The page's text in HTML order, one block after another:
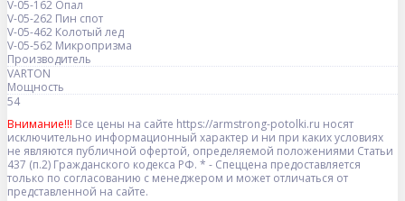
V-05-162 Опал
V-05-262 Пин спот
V-05-462 Колотый лед
V-05-562 Микропризма
Производитель
VARTON
Мощность
54
Внимание!!! Все цены на сайте https://armstrong-potolki.ru носят
исключительно информационный характер и ни при каких условиях
не являются публичной офертой, определяемой положениями Статьи
437 (п.2) Гражданского кодекса РФ. * - Спеццена предоставляется
только по согласованию с менеджером и может отличаться от
представленной на сайте.